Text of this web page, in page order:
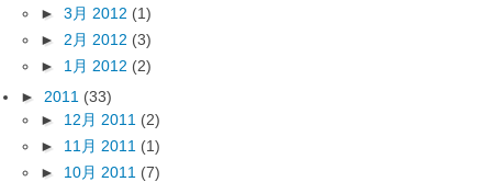
► 3月 2012 (1)
► 2月 2012 (3)
► 1月 2012 (2)
► 2011 (33)
► 12月 2011 (2)
► 11月 2011 (1)
► 10月 2011 (7)